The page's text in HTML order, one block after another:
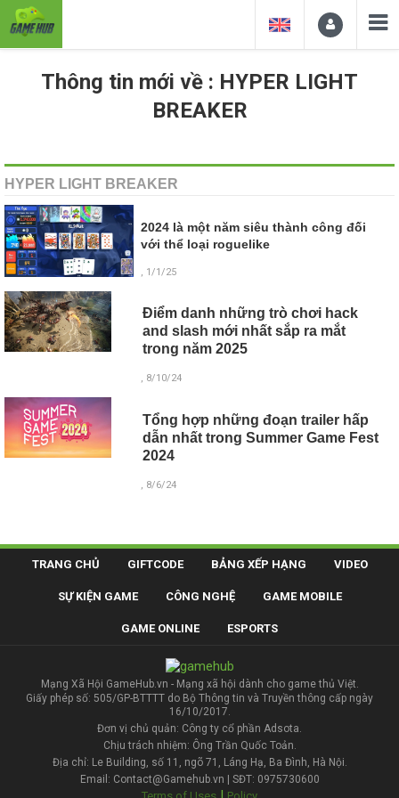
Thông tin mới về : HYPER LIGHT
BREAKER
HYPER LIGHT BREAKER
2024 là một năm siêu thành công đối
với thể loại roguelike
, 1/1/25
Điểm danh những trò chơi hack
and slash mới nhất sắp ra mắt
trong năm 2025
, 8/10/24
Tổng hợp những đoạn trailer hấp
dẫn nhất trong Summer Game Fest
2024
, 8/6/24
TRANG CHỦ GIFTCODE BẢNG XẾP HẠNG VIDEO
SỰ KIỆN GAME CÔNG NGHỆ GAME MOBILE
GAME ONLINE ESPORTS
Mạng Xã Hội GameHub.vn - Mạng xã hội dành cho game thủ Việt.
Giấy phép số: 505/GP-BTTTT do Bộ Thông tin và Truyền thông cấp ngày
16/10/2017.
Đơn vị chủ quản: Công ty cổ phần Adsota.
Chịu trách nhiệm: Ông Trần Quốc Toản.
Địa chỉ: Le Building, số 11, ngõ 71, Láng Hạ, Ba Đình, Hà Nội.
Email: Contact@Gamehub.vn | SĐT: 0975730600